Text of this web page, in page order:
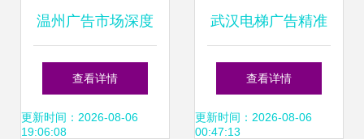
温州广告市场深度
解析 户外广告牌价
格与选择指南
查看详情
更新时间：2026-08-06
19:06:08
武汉电梯广告精准
投放，安快社区传
媒助力品牌高效触
查看详情
更新时间：2026-08-06
00:47:13